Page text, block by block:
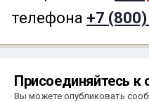
телефона +7
Присоединяйтесь
Вы можете опубликовать